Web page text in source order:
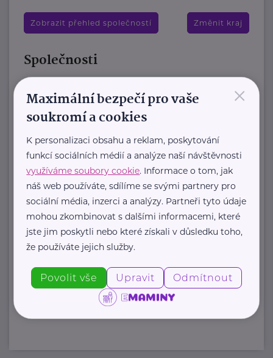
Zobrazit přehled společností Změnit kraj
Společnosti
Veliký Brázdim 9 Mratín
Zařízení „Brázdimský statek“ nabízí
luxusní ubytování aktivním seniorům
již od čerstvého důchodového věku
v samostatných ...
https://www.brazdimskystatek.cz/
+420 605 244 772
houstecka.alena@gmail.com
Zobrazit přehled společností
×
Maximální bezpečí pro vaše
soukromí a cookies
K personalizaci obsahu a reklam, poskytování
funkcí sociálních médií a analýze naší návštěvnosti
využíváme soubory cookie. Informace o tom, jak
náš web používáte, sdílíme se svými partnery pro
sociální média, inzerci a analýzy. Partneři tyto údaje
mohou zkombinovat s dalšími informacemi, které
jste jim poskytli nebo které získali v důsledku toho,
že používáte jejich služby.
Povolit vše Upravit Odmítnout